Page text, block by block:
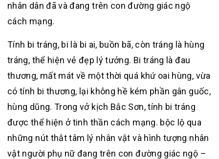
nhân dân đã và đang trên con đường giác ngộ
cách mạng.
Tính bi tráng, bi là bi ai, buồn bã, còn tráng là hùng
tráng, thể hiện vẻ đẹp lý tưởng. Bi tráng là đau
thương, mất mát về một thời quá khứ oai hùng, vừa
có tính bi thương, lại không hề kém phần gân guốc,
hùng dũng. Trong vở kịch Bắc Sơn, tính bi tráng
được thể hiện ở tinh thần cách mạng. bộc lộ qua
những nút thắt tâm lý nhân vật và hình tượng nhân
vật người phụ nữ đang trên con đường giác ngộ –